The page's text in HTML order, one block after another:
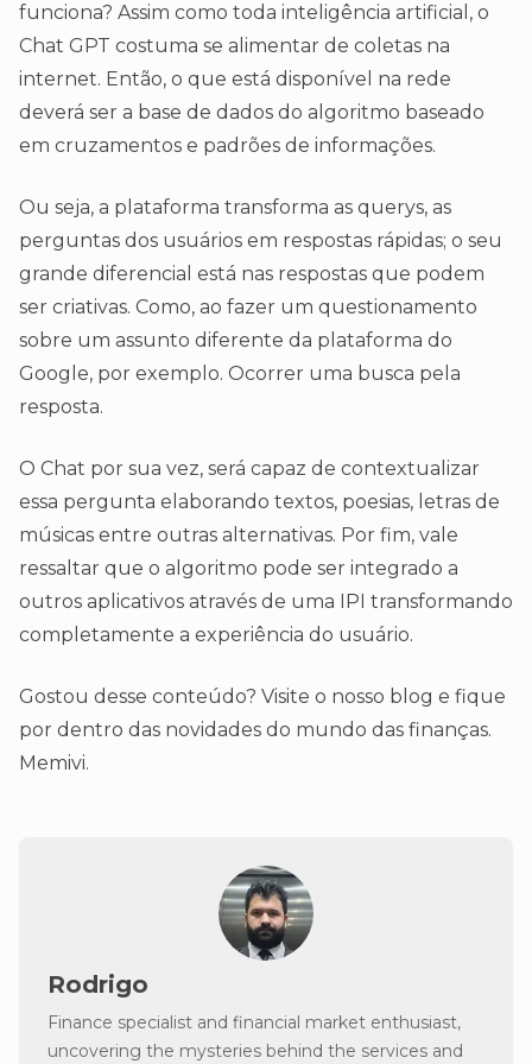
funciona? Assim como toda inteligência artificial, o
Chat GPT costuma se alimentar de coletas na
internet. Então, o que está disponível na rede
deverá ser a base de dados do algoritmo baseado
em cruzamentos e padrões de informações.
Ou seja, a plataforma transforma as querys, as
perguntas dos usuários em respostas rápidas; o seu
grande diferencial está nas respostas que podem
ser criativas. Como, ao fazer um questionamento
sobre um assunto diferente da plataforma do
Google, por exemplo. Ocorrer uma busca pela
resposta.
O Chat por sua vez, será capaz de contextualizar
essa pergunta elaborando textos, poesias, letras de
músicas entre outras alternativas. Por fim, vale
ressaltar que o algoritmo pode ser integrado a
outros aplicativos através de uma IPI transformando
completamente a experiência do usuário.
Gostou desse conteúdo? Visite o nosso blog e fique
por dentro das novidades do mundo das finanças.
Memivi.
Rodrigo
Finance specialist and financial market enthusiast,
uncovering the mysteries behind the services and